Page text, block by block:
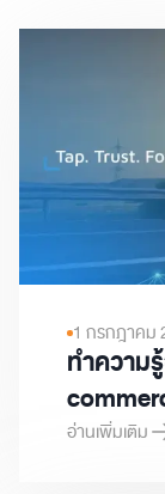
1 กรกฎาคม
ทำความ
อ่านเพิ่มเติม
ทำความรู้จักกั